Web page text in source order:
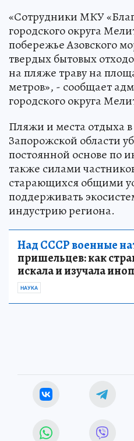
«Сотрудники МКУ
городского округа
побережье Азовского
твердых бытовых
на пляже траву на
метров», - сообщает
городского округа
Пляжи и места отдыха
Запорожской области
постоянной основе по
также силами
старающихся общими
поддерживать
индустрию региона.
Над СССР военные
пришельцев: как
искала и изучала
НАУКА